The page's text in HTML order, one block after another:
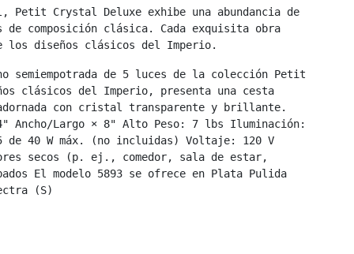
Petit Crystal Deluxe exhibe una abundancia de
composición clásica. Cada exquisita obra
los diseños clásicos del Imperio.
semiempotrada de 5 luces de la colección Petit
clásicos del Imperio, presenta una cesta
con cristal transparente y brillante.
Ancho/Largo × 8" Alto Peso: 7 lbs Iluminación:
de 40 W máx. (no incluidas) Voltaje: 120 V
secos (p. ej., comedor, sala de estar,
El modelo 5893 se ofrece en Plata Pulida
(S)